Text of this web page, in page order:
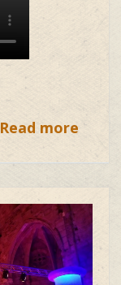
Read more